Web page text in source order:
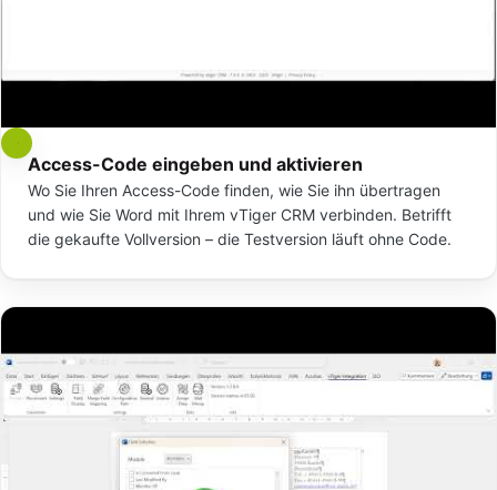
Access-Code eingeben und aktivieren
Wo Sie Ihren Access-Code finden, wie Sie ihn übertragen
und wie Sie Word mit Ihrem vTiger CRM verbinden. Betrifft
die gekaufte Vollversion – die Testversion läuft ohne Code.